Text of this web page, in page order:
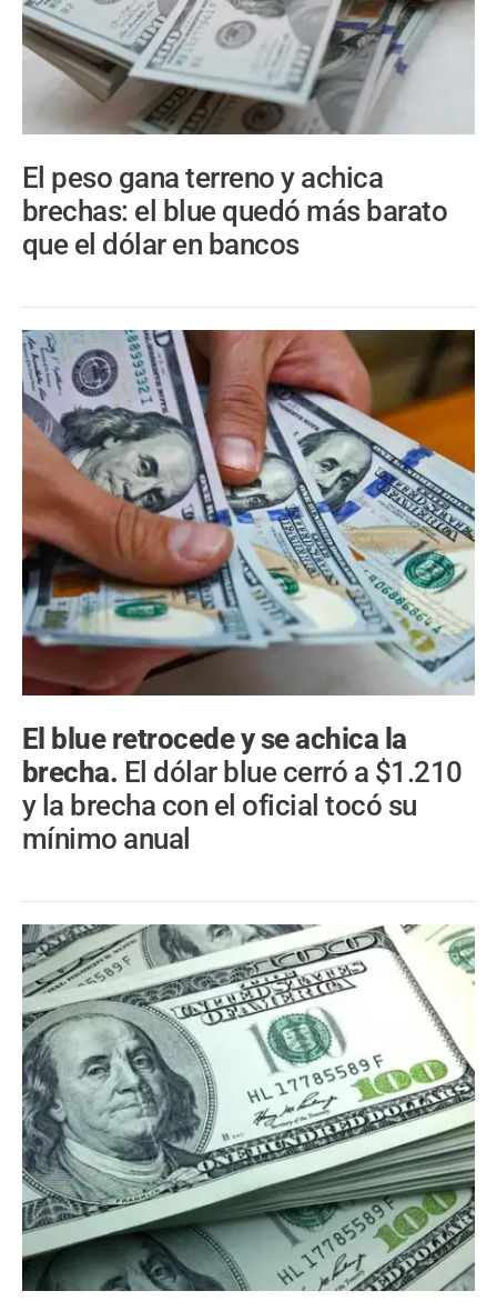
El peso gana terreno y achica
brechas: el blue quedó más barato
que el dólar en bancos
El blue retrocede y se achica la
brecha. El dólar blue cerró a $1.210
y la brecha con el oficial tocó su
mínimo anual